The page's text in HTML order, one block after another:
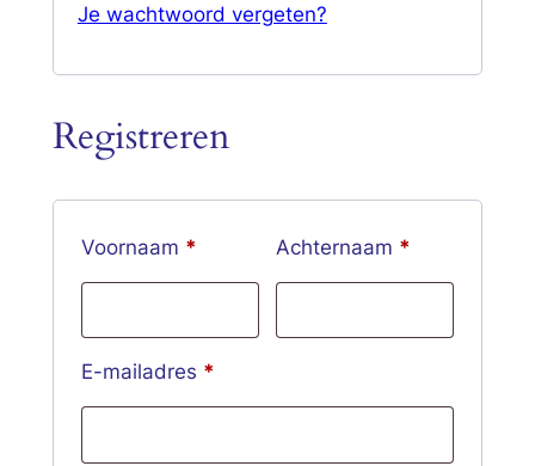
Je wachtwoord vergeten?
Registreren
Voornaam * Achternaam *
E-mailadres *